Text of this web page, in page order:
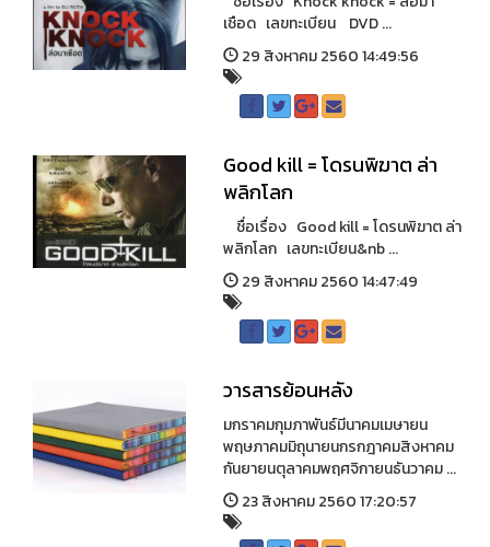
เชือด เลขทะเบียน DVD ...
29 สิงหาคม 2560 14:49:56
Good kill = โดรนพิฆาต ล่า
พลิกโลก
ชื่อเรื่อง Good kill = โดรนพิฆาต ล่า
พลิกโลก เลขทะเบียน&nb ...
29 สิงหาคม 2560 14:47:49
วารสารย้อนหลัง
มกราคมกุมภาพันธ์มีนาคมเมษายน
พฤษภาคมมิถุนายนกรกฎาคมสิงหาคม
กันยายนตุลาคมพฤศจิกายนธันวาคม ...
23 สิงหาคม 2560 17:20:57